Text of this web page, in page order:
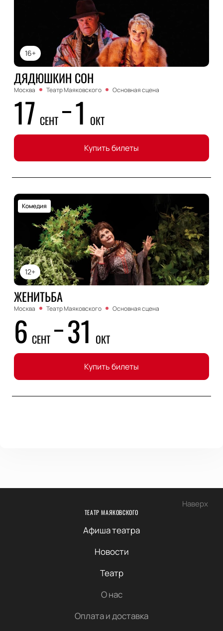
16+
ДЯДЮШКИН СОН
Москва Театр Маяковского Основная сцена
17 СЕНТ 1 ОКТ
Купить билеты
12+
Комедия
ЖЕНИТЬБА
Москва Театр Маяковского Основная сцена
6 СЕНТ 31 ОКТ
Купить билеты
Наверх
ТЕАТР МАЯКОВСКОГО
Афиша театра
Новости
Театр
О нас
Оплата и доставка